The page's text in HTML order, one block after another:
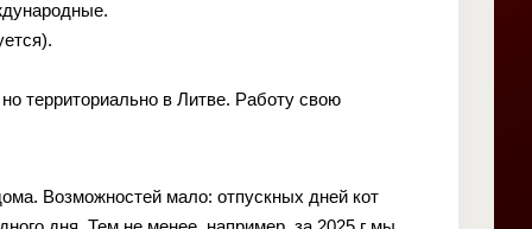
территориально в Литве. Работу свою
Возможностей мало: отпускных дней кот